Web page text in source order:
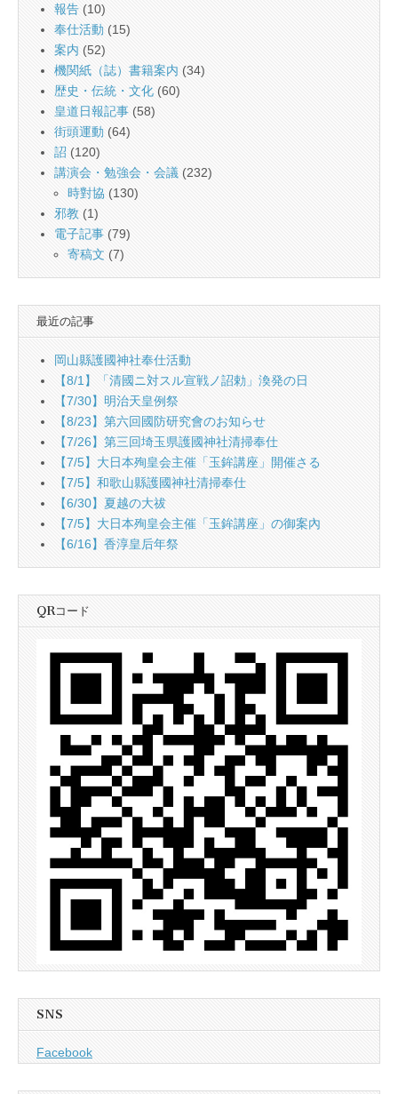
報告 (10)
奉仕活動 (15)
案内 (52)
機関紙（誌）書籍案内 (34)
歴史・伝統・文化 (60)
皇道日報記事 (58)
街頭運動 (64)
詔 (120)
講演会・勉強会・会議 (232)
時對協 (130)
邪教 (1)
電子記事 (79)
寄稿文 (7)
最近の記事
岡山縣護國神社奉仕活動
【8/1】「清國ニ対スル宣戦ノ詔勅」渙発の日
【7/30】明治天皇例祭
【8/23】第六回國防研究會のお知らせ
【7/26】第三回埼玉県護國神社清掃奉仕
【7/5】大日本殉皇会主催「玉鉾講座」開催さる
【7/5】和歌山縣護國神社清掃奉仕
【6/30】夏越の大祓
【7/5】大日本殉皇会主催「玉鉾講座」の御案內
【6/16】香淳皇后年祭
QRコード
SNS
Facebook